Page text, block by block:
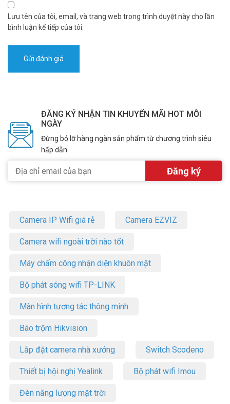
Lưu tên của tôi, email, và trang web trong trình duyệt này cho lần
bình luận kế tiếp của tôi.
ĐĂNG KÝ NHẬN TIN KHUYẾN MÃI HOT MỖI
NGÀY
Đừng bỏ lỡ hàng ngàn sản phẩm từ chương trình siêu
hấp dẫn
Camera IP Wifi giá rẻ Camera EZVIZ
Camera wifi ngoài trời nào tốt
Máy chấm công nhận diện khuôn mặt
Bộ phát sóng wifi TP-LINK
Màn hình tương tác thông minh
Báo trộm Hikvision
Lắp đặt camera nhà xưởng Switch Scodeno
Thiết bị hội nghị Yealink Bộ phát wifi Imou
Đèn năng lượng mặt trời